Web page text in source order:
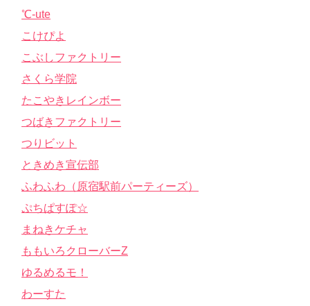
℃-ute
こけぴよ
こぶしファクトリー
さくら学院
たこやきレインボー
つばきファクトリー
つりビット
ときめき宣伝部
ふわふわ（原宿駅前パーティーズ）
ぷちぱすぽ☆
まねきケチャ
ももいろクローバーZ
ゆるめるモ！
わーすた